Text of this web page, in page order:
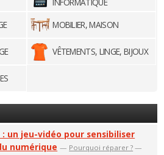
MOBILIER, MAISON
VÊTEMENTS, LINGE, BIJOUX
: un jeu-vidéo pour sensibiliser
numérique — Pourquoi réparer ? —